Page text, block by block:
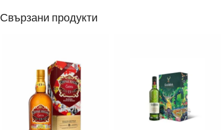
Свързани продукти